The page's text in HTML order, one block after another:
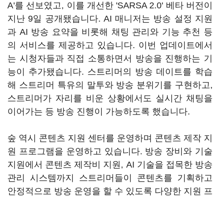
A'를 선보였고, 이를 개선한 'SARSA 2.0' 베타 버전이
지난 9일 공개됐습니다. AI 매니저는 방송 설정 지원
과 AI 방송 요약을 비롯해 채팅 관리와 기능 추천 등
의 서비스를 제공하고 있습니다. 이번 업데이트에서
는 시청자들과 직접 소통하면서 방송을 진행하는 기
능이 추가됐습니다. 스트리머의 방송 데이트를 학습
해 스트리머 특유의 말투와 방송 분위기를 구현하고,
스트리머가 자리를 비운 상황에서도 실시간 채팅을
이어가는 등 방송 진행이 가능하도록 했습니다.
숲 역시 콘텐츠 지원 센터를 운영하며 콘텐츠 제작 지
원 프로그램을 운영하고 있습니다. 방송 장비와 기술
지원에서 콘텐츠 제작비 지원, AI 기술을 접목한 방송
관리 시스템까지 스트리머들이 콘텐츠를 기획하고
안정적으로 방송 운영을 할 수 있도록 다양한 지원 프